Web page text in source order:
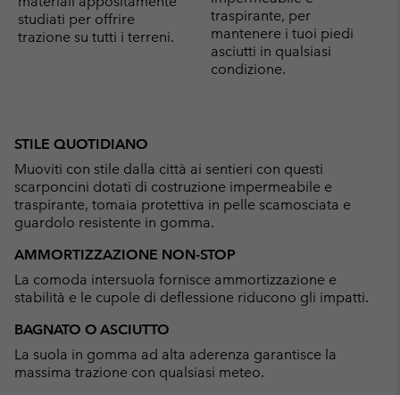
studiati per offrire
trazione su tutti i terreni.
traspirante, per
mantenere i tuoi piedi
asciutti in qualsiasi
condizione.
STILE QUOTIDIANO
Muoviti con stile dalla città ai sentieri con questi
scarponcini dotati di costruzione impermeabile e
traspirante, tomaia protettiva in pelle scamosciata e
guardolo resistente in gomma.
AMMORTIZZAZIONE NON-STOP
La comoda intersuola fornisce ammortizzazione e
stabilità e le cupole di deflessione riducono gli impatti.
BAGNATO O ASCIUTTO
La suola in gomma ad alta aderenza garantisce la
massima trazione con qualsiasi meteo.